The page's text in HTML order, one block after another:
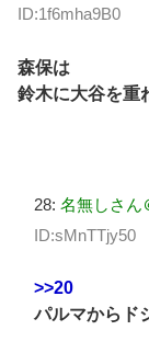
ID:1f6mha9B0
森保は
鈴木に大谷を重
28: 名無しさん
ID:sMnTTjy50
>>20
パルマからド